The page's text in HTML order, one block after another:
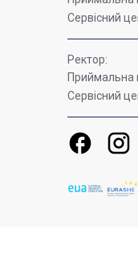
Сервісний
Ректор:
Приймальна
Сервісний